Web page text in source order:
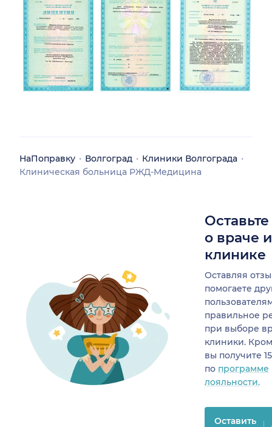
специалиста 100 %!!!
НаПоправку Волгоград
Клиники Волгограда
Клиническая больница РЖД-Медицина
о враче
клинике
Оставляя
помогаете
правильное
при выборе
клиники.
вы получите
по программе
лояльности.
Оставить